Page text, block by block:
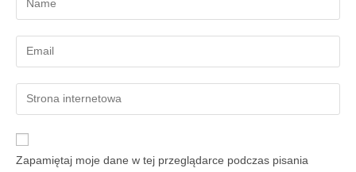
Zapamiętaj moje dane w tej przeglądarce podczas pisania